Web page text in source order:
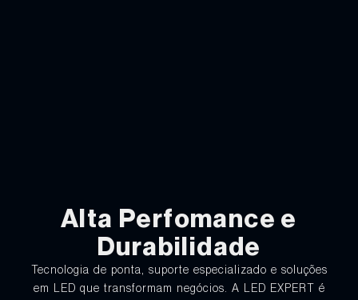
Alta Perfomance e
Durabilidade
Tecnologia de ponta, suporte especializado e soluções
em LED que transformam negócios. A LED EXPERT é